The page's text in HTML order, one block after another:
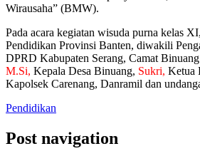
Wirausaha” (BMW).
Pada acara kegiatan wisuda purna kelas
Pendidikan Provinsi Banten, diwakili
DPRD Kabupaten Serang, Camat Binuang
M.Si, Kepala Desa Binuang, Sukri, Ketua
Kapolsek Carenang, Danramil dan
Pendidikan
Post navigation